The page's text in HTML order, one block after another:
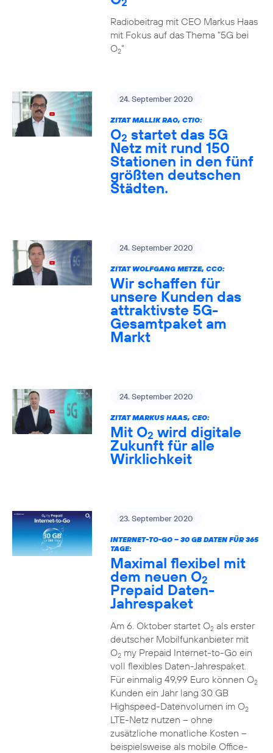
Radiobeitrag mit CEO Markus Haas
mit Fokus auf das Thema "5G bei
O2"
24. September 2020
ZITAT MALLIK RAO, CTIO:
O2 startet das 5G
Netz mit rund 150
Stationen in den fünf
größten deutschen
Städten.
24. September 2020
ZITAT WOLFGANG METZE, CCO:
Wir schaffen für
unsere Kunden das
attraktivste 5G-
Gesamtpaket am
Markt
24. September 2020
ZITAT MARKUS HAAS, CEO:
Mit O2 wird digitale
Zukunft für alle
Wirklichkeit
23. September 2020
INTERNET-TO-GO – 30 GB DATEN FÜR 365
TAGE:
Maximal flexibel mit
dem neuen O2
Prepaid Daten-
Jahrespaket
Am 6. Oktober startet O2als erster
deutscher Mobilfunkanbieter mit
O2my Prepaid Internet-to-Go ein
voll flexibles Daten-Jahrespaket.
Für einmalig 49,99 Euro können O2
Kunden ein Jahr lang 30 GB
Highspeed-Datenvolumen im O2
LTE-Netz nutzen – ohne
zusätzliche monatliche Kosten –
beispielsweise als mobile Office-